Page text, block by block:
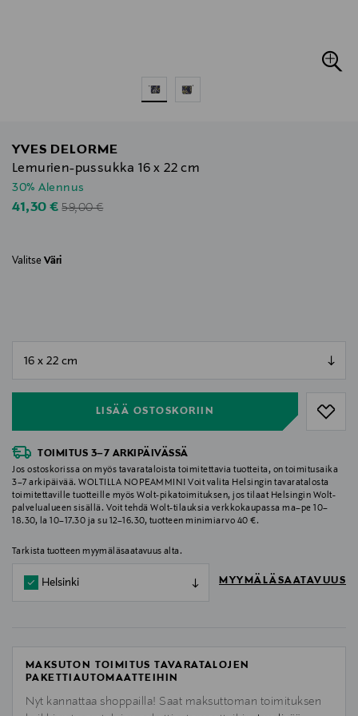
YVES DELORME
Lemurien-pussukka 16 x 22 cm
30% Alennus
Discounted Price
41,30 €Original Price
59,00 €
Valitse Väri
LISÄÄ OSTOSKORIIN
TOIMITUS 3–7 ARKIPÄIVÄSSÄ
Jos ostoskorissa on myös tavarataloista toimitettavia tuotteita, on toimitusaika
3–7 arkipäivää. WOLTILLA NOPEAMMIN! Voit valita Helsingin tavaratalosta
toimitettaville tuotteille myös Wolt-pikatoimituksen, jos tilaat Helsingin Wolt-
palvelualueen sisällä. Voit tehdä Wolt-tilauksia verkkokaupassa ma–pe 10–
18.30, la 10–17.30 ja su 12–16.30, tuotteen minimiarvo 40 €.
Tarkista tuotteen myymäläsaatavuus alta.
Helsinki MYYMÄLÄSAATAVUUS
MAKSUTON TOIMITUS TAVARATALOJEN
PAKETTIAUTOMAATTEIHIN
Nyt kannattaa shoppailla! Saat maksuttoman toimituksen